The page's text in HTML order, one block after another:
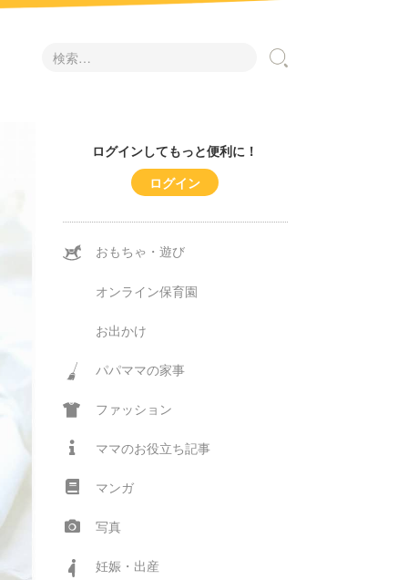
検
ログインしてもっと便利に！
ログイン
おもちゃ・遊び
オンライン保育園
お出かけ
パパママの家事
ファッション
ママのお役立ち記事
マンガ
写真
妊娠・出産